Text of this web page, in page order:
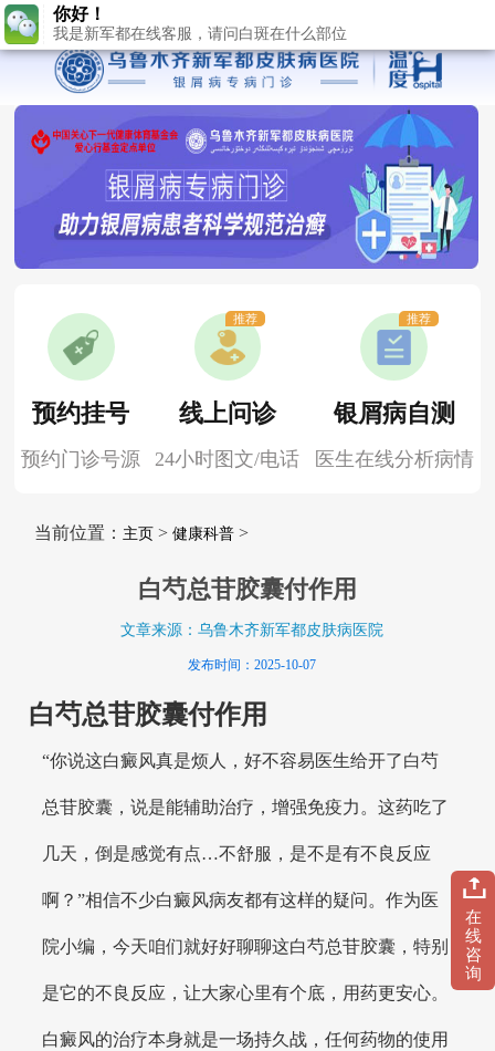
预约挂号
预约门诊号源
线上问诊
24小时图文/电话
推荐
银屑病自测
医生在线分析病情
推荐
当前位置： 主页> 健康科普>
白芍总苷胶囊付作用
文章来源：乌鲁木齐新军都皮肤病医院
发布时间：2025-10-07
白芍总苷胶囊付作用
“你说这白癜风真是烦人，好不容易医生给开了白芍
总苷胶囊，说是能辅助治疗，增强免疫力。这药吃了
几天，倒是感觉有点…不舒服，是不是有不良反应
啊？”相信不少白癜风病友都有这样的疑问。作为医
院小编，今天咱们就好好聊聊这白芍总苷胶囊，特别
是它的不良反应，让大家心里有个底，用药更安心。
白癜风的治疗本身就是一场持久战，任何药物的使用
在
线
咨
询